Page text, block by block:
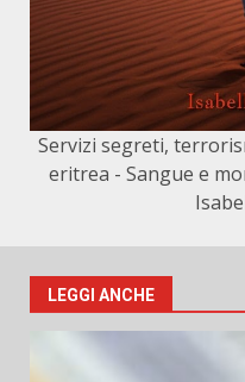
Servizi segreti,
eritrea - Sangue e
LEGGI ANCHE